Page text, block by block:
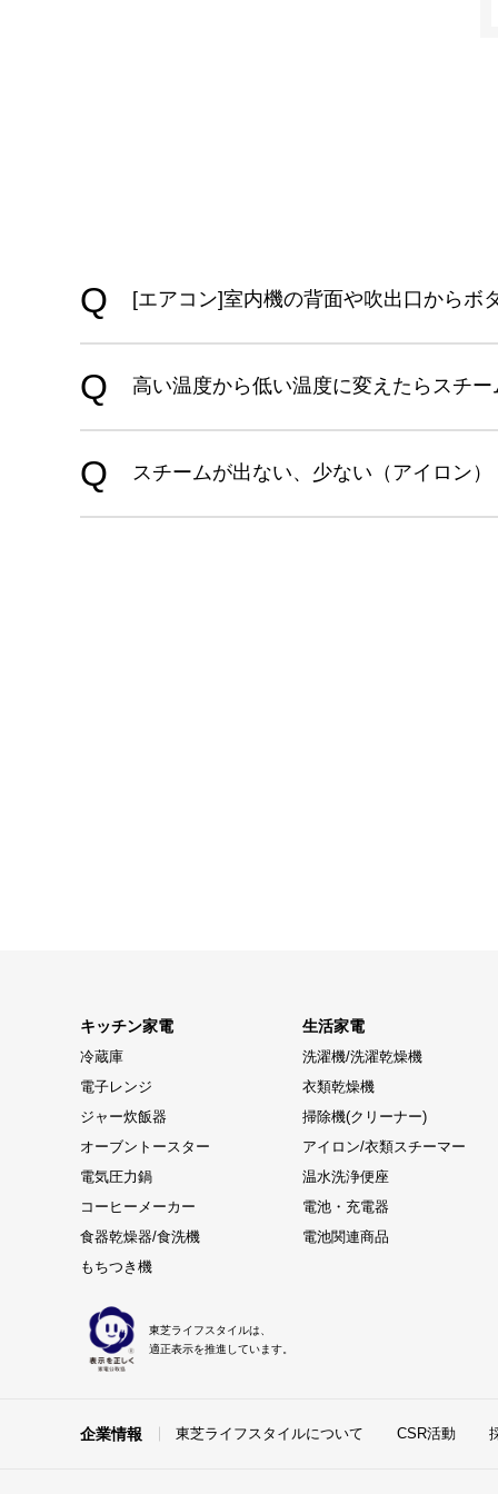
[エアコン]室内機の背面や吹出口からボ
高い温度から低い温度に変えたらスチ
スチームが出ない、少ない（アイロン）
キッチン家電
冷蔵庫
電子レンジ
ジャー炊飯器
オーブントースター
電気圧力鍋
コーヒーメーカー
食器乾燥器/食洗機
もちつき機
生活家電
洗濯機/洗濯乾燥機
衣類乾燥機
掃除機(クリーナー)
アイロン/衣類スチーマー
温水洗浄便座
電池・充電器
電池関連商品
東芝ライフスタイルは、
適正表示を推進しています。
企業情報 東芝ライフスタイルについて CSR活動